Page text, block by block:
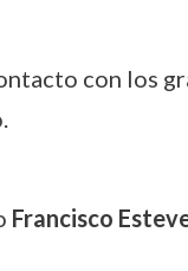
con los
Francisco